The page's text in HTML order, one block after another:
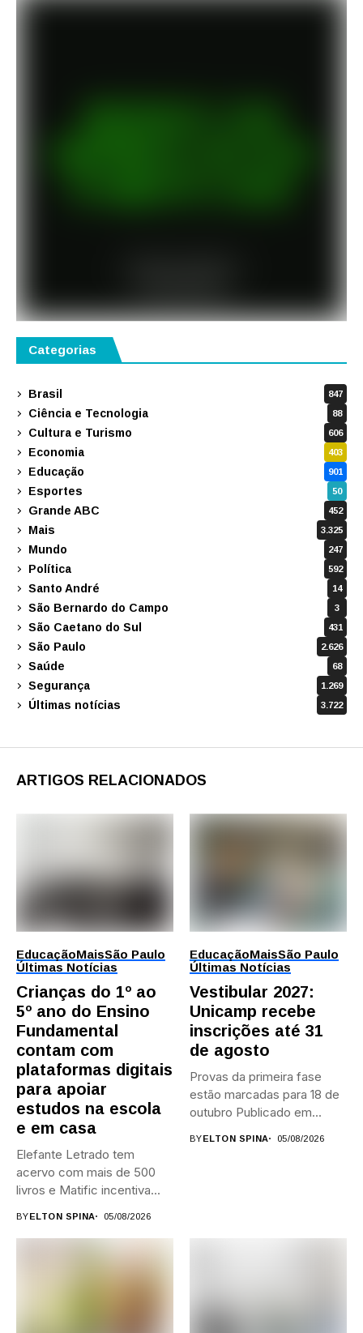
Categorias
Brasil 847
Ciência e Tecnologia 88
Cultura e Turismo 606
Economia 403
Educação 901
Esportes 50
Grande ABC 452
Mais 3.325
Mundo 247
Política 592
Santo André 14
São Bernardo do Campo 3
São Caetano do Sul 431
São Paulo 2.626
Saúde 68
Segurança 1.269
Últimas notícias 3.722
ARTIGOS RELACIONADOS
EducaçãoMaisSão Paulo
Últimas Notícias
Crianças do 1º ao
5º ano do Ensino
Fundamental
contam com
plataformas digitais
para apoiar
estudos na escola
e em casa
Elefante Letrado tem
acervo com mais de 500
livros e Matific incentiva...
BYELTON SPINA 05/08/2026
EducaçãoMaisSão Paulo
Últimas Notícias
Vestibular 2027:
Unicamp recebe
inscrições até 31
de agosto
Provas da primeira fase
estão marcadas para 18 de
outubro Publicado em...
BYELTON SPINA 05/08/2026